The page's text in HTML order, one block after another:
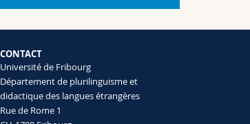
CONTACT
Université de Fribourg
Département de plurilinguisme et
didactique des langues étrangères
Rue de Rome 1